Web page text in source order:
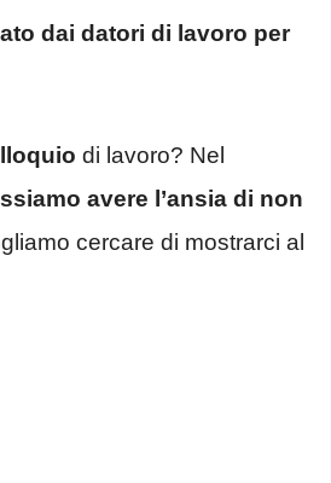
dai datori di lavoro per
di lavoro? Nel
avere l’ansia di non
cercare di mostrarci al